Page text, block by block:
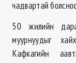
чадвартай
50 жилийн
муурнуудыг
Кафкагийн